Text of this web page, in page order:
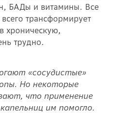
БАДы и витамины. Все
трансформирует
хроническую,
трудно.
«сосудистые»
Но некоторые
что применение
им помогло.